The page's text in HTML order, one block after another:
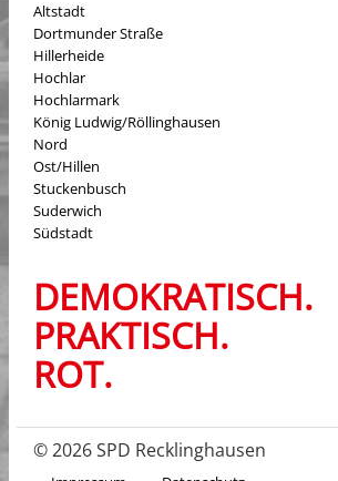
Altstadt
Dortmunder Straße
Hillerheide
Hochlar
Hochlarmark
König Ludwig/Röllinghausen
Nord
Ost/Hillen
Stuckenbusch
Suderwich
Südstadt
DEMOKRATISCH.
PRAKTISCH.
ROT.
© 2026 SPD Recklinghausen